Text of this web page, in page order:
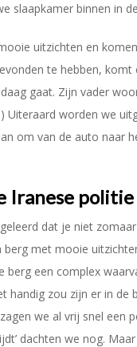
slaapkamer binnen in
uitzichten en
te hebben,
gaat. Zijn vader
Uiteraard worden we
om van de auto naar
Iranese politie
dat je niet
met mooie
berg een complex
handig zou zijn er in
we al vrij snel een
dachten we nog.